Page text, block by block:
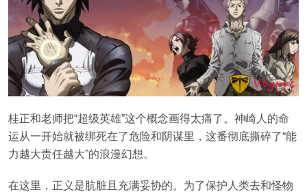
桂正和老师把“超级英雄”这个概念画得太痛了。神崎人的命
运从一开始就被绑死在了危险和阴谋里，这番彻底撕碎了“能
力越大责任越大”的浪漫幻想。
在这里，正义是肮脏且充满妥协的。为了保护人类去和怪物